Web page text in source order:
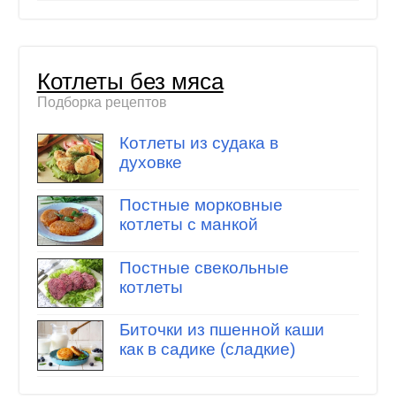
Котлеты без мяса
Подборка рецептов
Котлеты из судака в
духовке
Постные морковные
котлеты с манкой
Постные свекольные
котлеты
Биточки из пшенной каши
как в садике (сладкие)